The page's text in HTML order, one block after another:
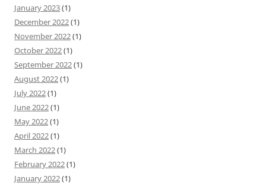
January 2023(1)
December 2022(1)
November 2022(1)
October 2022(1)
September 2022(1)
August 2022(1)
July 2022(1)
June 2022(1)
May 2022(1)
April 2022(1)
March 2022(1)
February 2022(1)
January 2022(1)